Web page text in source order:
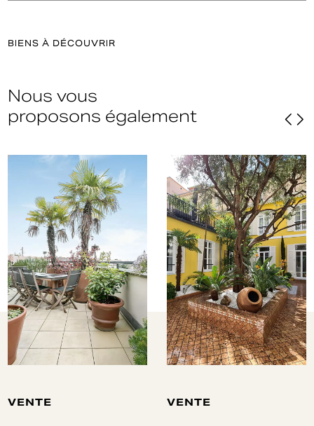
BIENS À DÉCOUVRIR
Nous vous
proposons également
VENTE VENTE